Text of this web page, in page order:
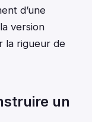
d’une
version
la rigueur de
un